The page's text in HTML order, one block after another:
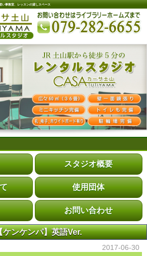
い事教室、レッスンの貸しスペース
スタジオ概要
使用団体
お問い合わせ
ンケンパ】英語Ver.
2017-06-30